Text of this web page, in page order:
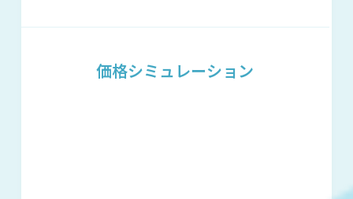
価格シミュレーション